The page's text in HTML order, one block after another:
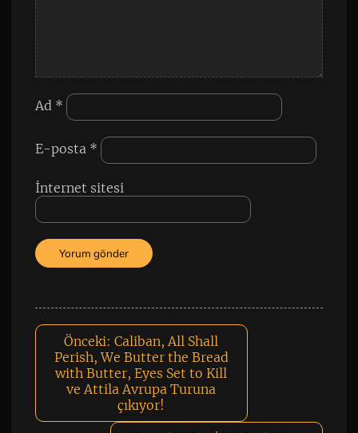
Ad *
E-posta *
İnternet sitesi
Önceki: Caliban, All Shall
Perish, We Butter the Bread
with Butter, Eyes Set to Kill
ve Attila Avrupa Turuna
çıkıyor!